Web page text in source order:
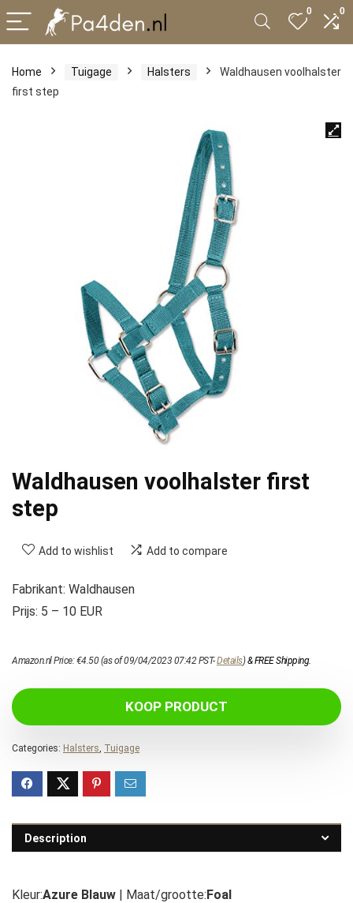
0 0
Home Tuigage Halsters
Waldhausen voolhalster
first step
Waldhausen voolhalster first
step
Add to wishlist Add to compare
Fabrikant: Waldhausen
Prijs: 5 – 10 EUR
Amazon.nl Price:€4.50(as of 09/04/2023 07:42 PST-Details)&FREE Shipping.
KOOP PRODUCT
Categories: Halsters, Tuigage
Description
Kleur:Azure Blauw | Maat/grootte:Foal